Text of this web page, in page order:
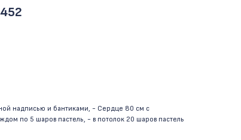
надписью и бантиками, - Сердце 80 см с
по 5 шаров пастель, - в потолок 20 шаров пастель